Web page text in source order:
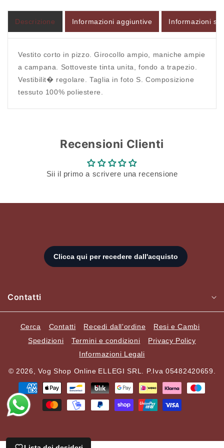
VERO
MODA
VERO
MODA
Descrizione Informazioni aggiuntive Informazioni
Vestito corto in pizzo. Girocollo ampio, maniche ampie
a campana. Sottoveste tinta unita, fondo a trapezio.
Vestibilit� regolare. Taglia in foto S. Composizione
tessuto 100% poliestere.
Recensioni Clienti
Sii il primo a scrivere una recensione
Contatti
Cerca Contatti Recedi dall'ordine
Resi e Cambi
Spedizioni
Termini e condizioni
Privacy Policy
Informazioni Legali
© 2026,Vog Shop Online ELLEGI SRL. P.Iva 05482420659.
Metodi
di
pagamento
salvati in precedenza.